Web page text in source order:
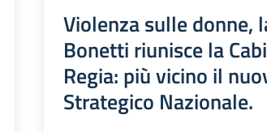
Violenza sulle donne,
Bonetti riunisce la
Regia: più vicino il
Strategico Nazionale.